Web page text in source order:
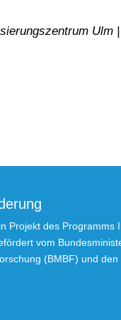
Ulm
Projekt des Programms
vom
(BMBF) und